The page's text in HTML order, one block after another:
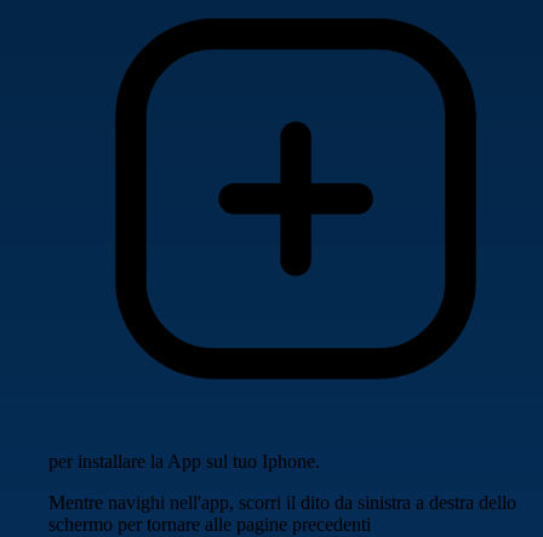
per installare la App sul tuo Iphone.
Mentre navighi nell'app, scorri il dito da sinistra a destra dello
schermo per tornare alle pagine precedenti